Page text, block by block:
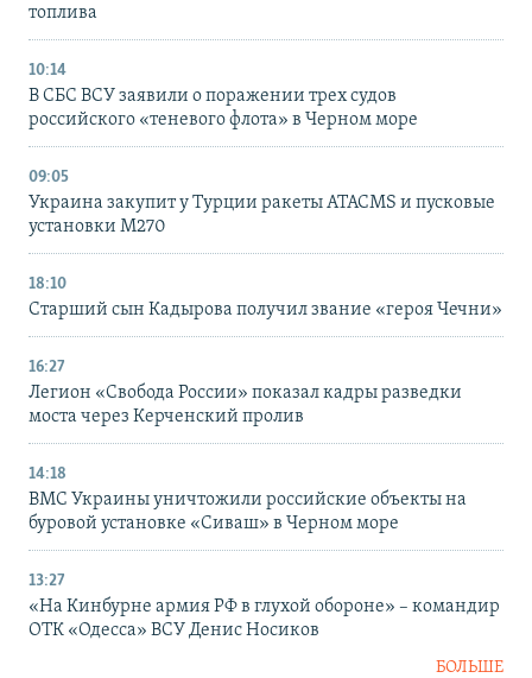
топлива
10:14
В СБС ВСУ заявили о поражении трех судов
российского «теневого флота» в Черном море
09:05
Украина закупит у Турции ракеты ATACMS и пусковые
установки M270
18:10
Старший сын Кадырова получил звание «героя Чечни»
16:27
Легион «Свобода России» показал кадры разведки
моста через Керченский пролив
14:18
ВМС Украины уничтожили российские объекты на
буровой установке «Сиваш» в Черном море
13:27
«На Кинбурне армия РФ в глухой обороне» – командир
ОТК «Одесса» ВСУ Денис Носиков
БОЛЬШЕ